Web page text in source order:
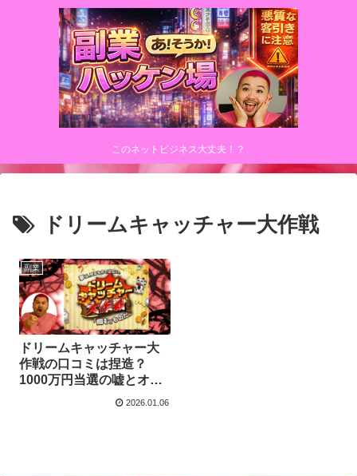
このネットビジネス大丈夫！？
ドリームキャッチャー大作戦
副業
ドリームキャッチャー大
作戦の口コミは捏造？
1000万円当選の嘘とオプ
トインアフィリエイトの
2026.01.06